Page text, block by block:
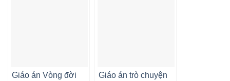
Giáo án Vòng đời
Giáo án trò chuyện